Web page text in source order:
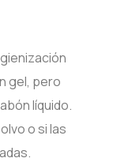
gel, pero
líquido.
o si las